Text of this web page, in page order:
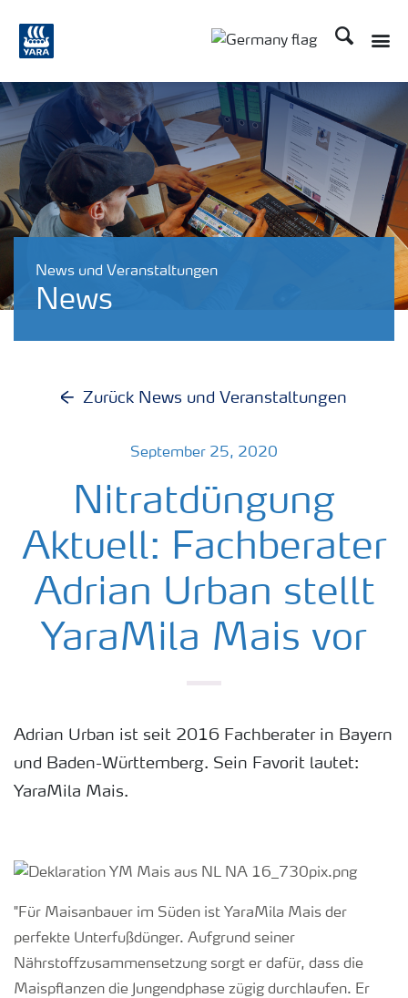
Suchen
News und Veranstaltungen
News
Zurück News und Veranstaltungen
September 25, 2020
Nitratdüngung
Aktuell: Fachberater
Adrian Urban stellt
YaraMila Mais vor
Adrian Urban ist seit 2016 Fachberater in Bayern
und Baden-Württemberg. Sein Favorit lautet:
YaraMila Mais.
"Für Maisanbauer im Süden ist YaraMila Mais der
perfekte Unterfußdünger. Aufgrund seiner
Nährstoffzusammensetzung sorgt er dafür, dass die
Maispflanzen die Jungendphase zügig durchlaufen. Er